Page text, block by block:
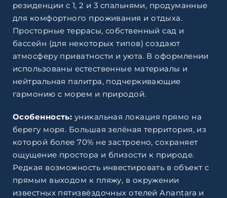
резиденции с 1, 2 и 3 спальнями, продуманные
для комфортного проживания и отдыха.
Просторные террасы, собственный сад и
бассейн (для некоторых типов) создают
атмосферу приватности и уюта. В оформлении
использованы естественные материалы и
нейтральная палитра, подчеркивающие
гармонию с морем и природой.
Особенность: уникальная локация прямо на
берегу моря. Большая зелёная территория, из
которой более 70% не застроено, сохраняет
ощущение простора и близости к природе.
Редкая возможность инвестировать в объект с
прямым выходом к пляжу, в окружении
известных пятизвёздочных отелей Anantara и